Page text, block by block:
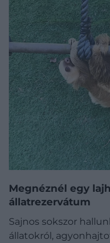
Megnéznél egy
állatrezervátum
Sajnos sokszor
állatokról,